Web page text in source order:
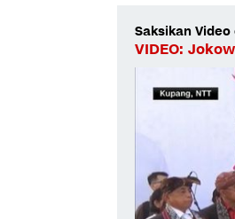
Saksikan
VIDEO: